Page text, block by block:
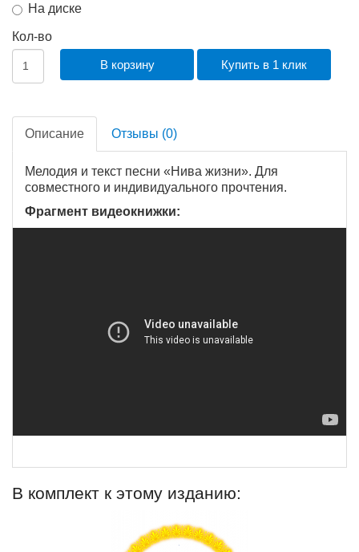
Описание Отзывы (0)
Мелодия и текст песни «Нива жизни». Для
совместного и индивидуального прочтения.
Фрагмент видеокнижки:
На диске
Кол-во
В корзину Купить в 1 клик
В комплект к этому изданию: